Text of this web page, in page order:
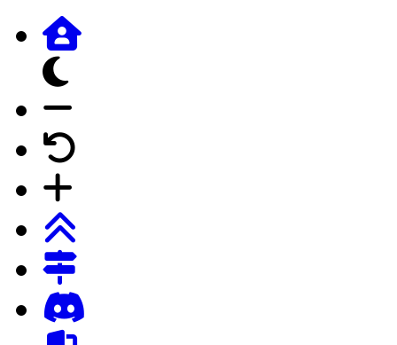
dunkles Design
Schrift auf Forumstandard
Schrift vergrössern
Login